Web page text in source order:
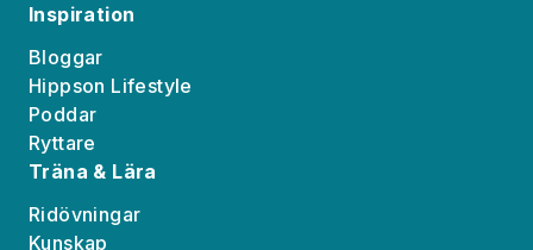
Inspiration
Bloggar
Hippson Lifestyle
Poddar
Ryttare
Träna & Lära
Ridövningar
Kunskap